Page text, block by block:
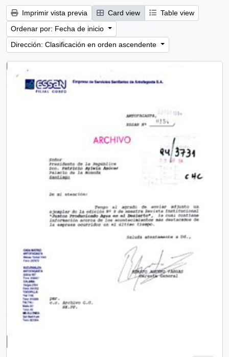
Imprimir vista previa Card view
Table view
Ordenar por: Fecha de inicio
Dirección: Clasificación en orden ascendente